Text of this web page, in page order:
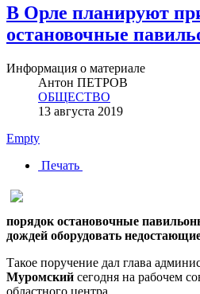
В Орле планируют
остановочные
Информация о материале
Антон ПЕТРОВ
ОБЩЕСТВО
13 августа 2019
Empty
Печать
порядок остановочные
дождей оборудовать
Такое поручение дал глава
Муромский сегодня на рабочем